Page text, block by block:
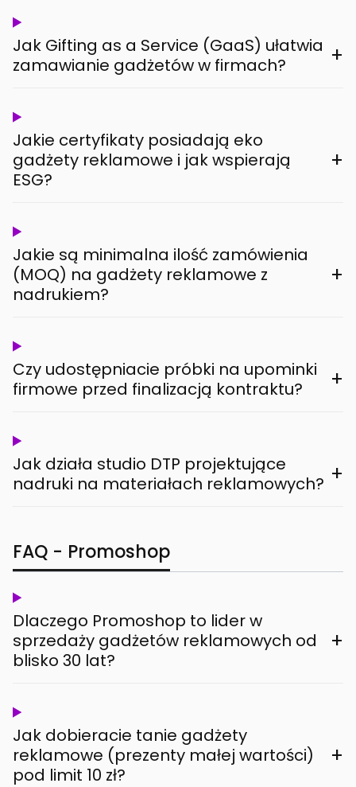
Jak Gifting as a Service (GaaS) ułatwia
zamawianie gadżetów w firmach?
+
Jakie certyfikaty posiadają eko
gadżety reklamowe i jak wspierają
ESG?
+
Jakie są minimalna ilość zamówienia
(MOQ) na gadżety reklamowe z
nadrukiem?
+
Czy udostępniacie próbki na upominki
firmowe przed finalizacją kontraktu?
+
Jak działa studio DTP projektujące
nadruki na materiałach reklamowych? +
FAQ - Promoshop
Dlaczego Promoshop to lider w
sprzedaży gadżetów reklamowych od
blisko 30 lat?
+
Jak dobieracie tanie gadżety
reklamowe (prezenty małej wartości)
pod limit 10 zł?
+